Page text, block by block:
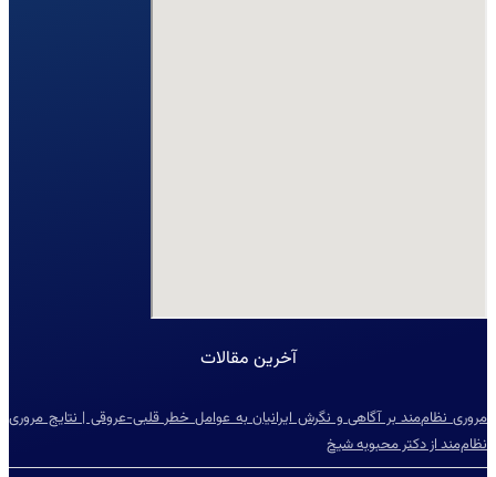
آخرین مقالات
مروری نظام‌مند بر آگاهی و نگرش ایرانیان به عوامل خطر قلبی-عروقی | نتایج مروری
نظام‌مند از دکتر محبوبه شیخ